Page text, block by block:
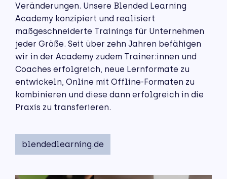
Veränderungen. Unsere Blended Learning
Academy konzipiert und realisiert
maßgeschneiderte Trainings für Unternehmen
jeder Größe. Seit über zehn Jahren befähigen
wir in der Academy zudem Trainer:innen und
Coaches erfolgreich, neue Lernformate zu
entwickeln, Online mit Offline-Formaten zu
kombinieren und diese dann erfolgreich in die
Praxis zu transferieren.
blendedlearning.de